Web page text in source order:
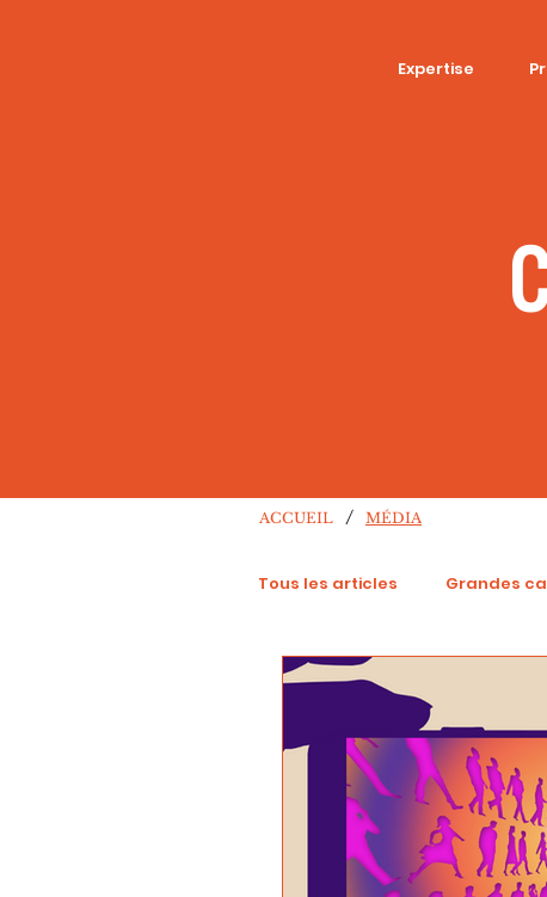
Expertise
ACCUEIL / MÉDIA
Tous les articles Grandes
TikTok
Revue créative YouTube
localisation